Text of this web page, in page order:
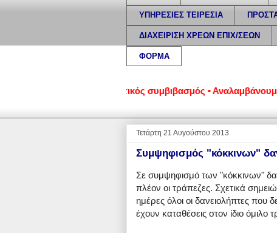
ΥΠΗΡΕΣΙΕΣ ΤΕΙΡΕΣΙΑ
ΔΙΑΧΕΙΡΙΣΗ ΧΡΕΩΝ ΕΠΙΧ/ΣΕΩΝ
ΦΟΡΜΑ
- Εξωδικαστικός συμβιβασμός • Αναλαμβάνουμε
Τετάρτη 21 Αυγούστου 2013
Συμψηφισμός "κόκκινων"
Σε συμψηφισμό των "κόκκινων"
πλέον οι τράπεζες. Σχετικά
ημέρες όλοι οι δανειολήπτες που
έχουν καταθέσεις στον ίδιο